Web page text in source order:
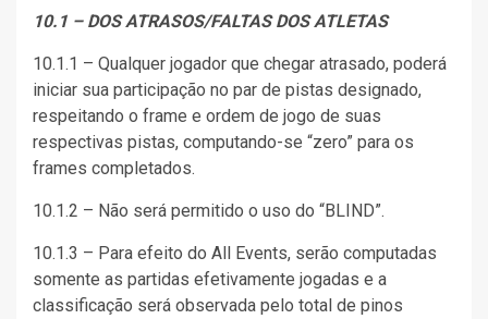
10.1 – DOS ATRASOS/FALTAS DOS ATLETAS
10.1.1 – Qualquer jogador que chegar atrasado, poderá
iniciar sua participação no par de pistas designado,
respeitando o frame e ordem de jogo de suas
respectivas pistas, computando-se “zero” para os
frames completados.
10.1.2 – Não será permitido o uso do “BLIND”.
10.1.3 – Para efeito do All Events, serão computadas
somente as partidas efetivamente jogadas e a
classificação será observada pelo total de pinos